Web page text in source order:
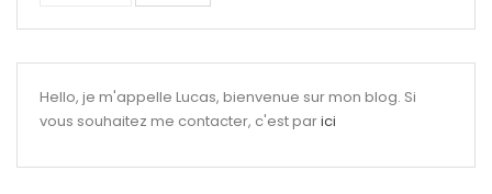
Hello, je m'appelle Lucas, bienvenue sur mon blog. Si
vous souhaitez me contacter, c'est parici